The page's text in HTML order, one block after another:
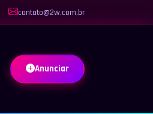
contato@2w.com.br
Anunciar